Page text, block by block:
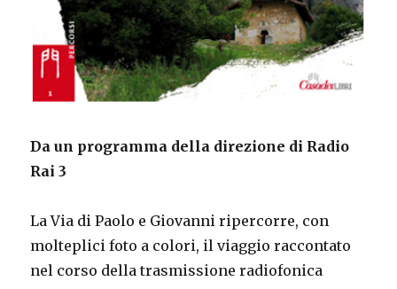
Da un programma della direzione di Radio
Rai 3
La Via di Paolo e Giovanni ripercorre, con
molteplici foto a colori, il viaggio raccontato
nel corso della trasmissione radiofonica